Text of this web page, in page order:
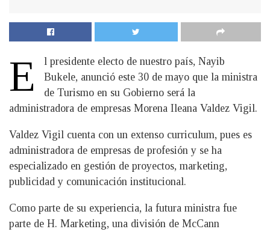
E
l presidente electo de nuestro país, Nayib
Bukele, anunció este 30 de mayo que la ministra
de Turismo en su Gobierno será la
administradora de empresas Morena Ileana Valdez Vigil.
Valdez Vigil cuenta con un extenso curriculum, pues es
administradora de empresas de profesión y se ha
especializado en gestión de proyectos, marketing,
publicidad y comunicación institucional.
Como parte de su experiencia, la futura ministra fue
parte de H. Marketing, una división de McCann